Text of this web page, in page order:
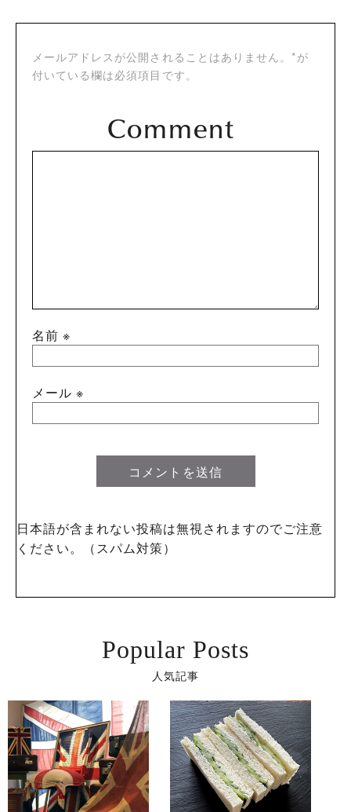
メールアドレスが公開されることはありません。*が
付いている欄は必須項目です。
名前※
メール※
日本語が含まれない投稿は無視されますのでご注意
ください。（スパム対策）
Popular Posts
人気記事